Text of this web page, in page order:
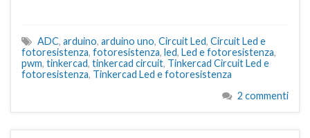
ADC, arduino, arduino uno, Circuit Led, Circuit Led e
fotoresistenza, fotoresistenza, led, Led e fotoresistenza,
pwm, tinkercad, tinkercad circuit, Tinkercad Circuit Led e
fotoresistenza, Tinkercad Led e fotoresistenza
2 commenti